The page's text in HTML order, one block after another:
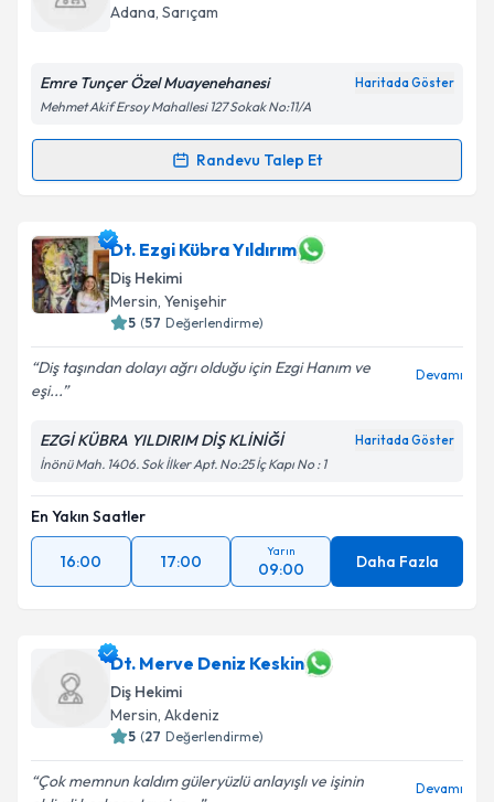
takvim hazırlandığında e-posta ile bilgilendireceğiz.
Kişisel verilerimin işlenmesine ilişkin
Metni'ni okudum ve kişisel verilerimin belirtilen
Takvim Talebini Gönder
Adana, Sarıçam
Emre Tunçer Özel Muayenehanesi Haritada Göster
Mehmet Akif Ersoy Mahallesi 127 Sokak No:11/A
Randevu Talep Et
Randevu Takvimi Talebi
Dt. Emre Tunçeriçin randevu takvimi talebi
oluşturun. Size bu uzmandan randevu almanız için bir
takvim hazırlandığında e-posta ile bilgilendireceğiz.
E-posta Adresiniz
Kişisel verilerimin işlenmesine ilişkin
Aydınlatma
Metni'ni okudum ve kişisel verilerimin belirtilen
Takvim Talebini Gönder
Dt. Ezgi Kübra Yıldırım
Diş Hekimi
Mersin, Yenişehir
5 (57 Değerlendirme)
Diş taşından dolayı ağrı olduğu için Ezgi Hanım ve
eşi...
Devamı
EZGİ KÜBRA YILDIRIM DİŞ KLİNİĞİ Haritada Göster
İnönü Mah. 1406. Sok İlker Apt. No:25 İç Kapı No : 1
En Yakın Saatler
16:00 17:00
Yarın
09:00 Daha Fazla
Dt. Merve Deniz Keskin
Diş Hekimi
Mersin, Akdeniz
5 (27 Değerlendirme)
Çok memnun kaldım güleryüzlü anlayışlı ve işinin
Devamı